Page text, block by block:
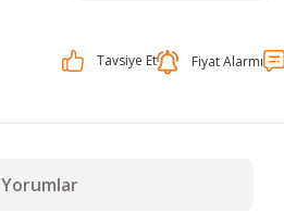
Tavsiye Et Fiyat Alarmı
Yorumlar